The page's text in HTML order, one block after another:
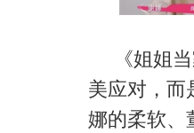
《姐姐当
美应对，而
娜的柔软、